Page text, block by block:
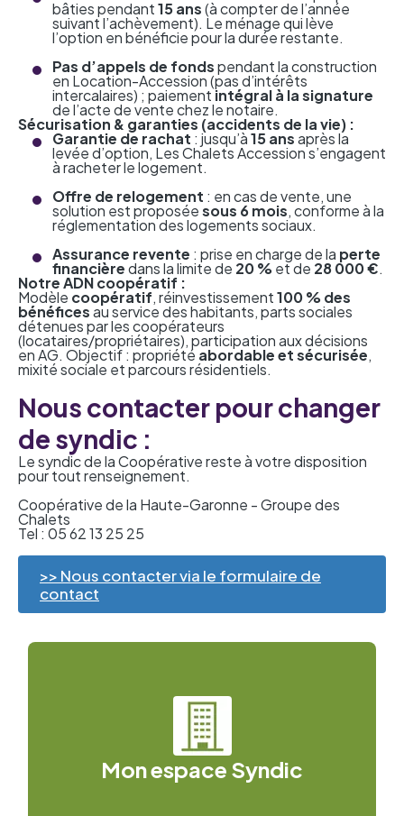
bâties pendant15 ans(à compter de l’année
suivant l’achèvement). Le ménage qui lève
l’option en bénéficie pour la durée restante.
Pas d’appels de fondspendant la construction
en Location-Accession (pas d’intérêts
intercalaires) ; paiementintégral à la signature
de l’acte de vente chez le notaire.
Sécurisation & garanties (accidents de la vie) :
Garantie de rachat : jusqu’à15 ansaprès la
levée d’option, Les Chalets Accession s’engagent
à racheter le logement.
Offre de relogement : en cas de vente, une
solution est proposéesous 6 mois, conforme à la
réglementation des logements sociaux.
Assurance revente : prise en charge de la perte
financièredans la limite de 20 % et de 28 000 €.
Notre ADN coopératif :
Modèle coopératif, réinvestissement100 % des
bénéficesau service des habitants, parts sociales
détenues par les coopérateurs
(locataires/propriétaires), participation aux décisions
en AG. Objectif : propriété abordable et sécurisée,
mixité sociale et parcours résidentiels.
Nous contacter pour changer
de syndic :
Le syndic de la Coopérative reste à votre disposition
pour tout renseignement.
Coopérative de la Haute-Garonne - Groupe des
Chalets
Tel : 05 62 13 25 25
>> Nous contacter via le formulaire de
contact
Mon espace Syndic